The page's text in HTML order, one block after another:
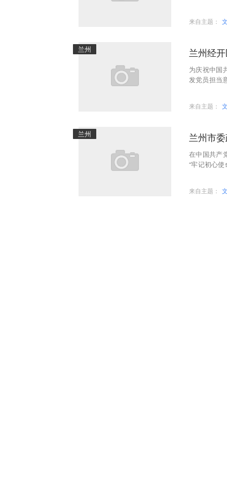
来自主题：
兰州 兰州经
为庆祝中国
发党员担当
来自主题：
兰州 兰州市
在中国共产
“牢记初心
来自主题：